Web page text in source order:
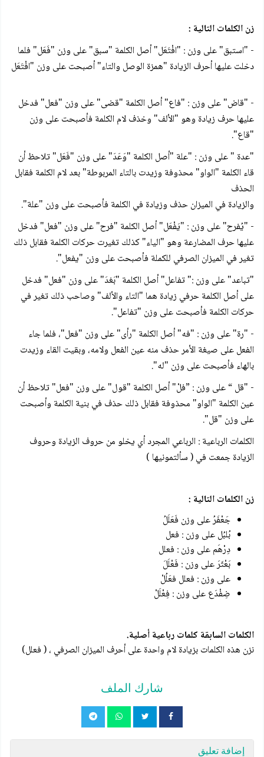
زن الكلمات التالية :
- "استبق" على وزن : "افْتَعَل" أصل الكلمة "سبق" على وزن "فَعَل" فلما
دخلت عليها أحرف الزيادة "همزة الوصل والتاء" أصبحت على وزن "افْتَعَل
- "قاض" على وزن : "فاع" أصل الكلمة "قضى" على وزن "فعل" فدخل
عليها حرف زيادة وهو "الألف" وخذف لام الكلمة فأصبحت على وزن
"قاع".
"عدة " على وزن : "علة "أصل الكلمة "وَعَدَ" على وزن "فَعَل" تلاحظ أن
قاء الكلمة "الواو" محذوفة وزيدت بالتاء المربوطة" بعد لام الكلمة فقابل
الحذف
والزيادة في الميزان حذف وزيادة في الكلمة فأصبحت على وزن "علة".
- "يُفرح" على وزن : "يَفْعَل" أصل الكلمة "فرح" على وزن "فعل" فدخل
عليها حرف المضارعة وهو "الياء" كذلك تغيرت حركات الكلمة فقابل ذلك
تغير في الميزان الصرفي للكملة فأصبحت على وزن "يفعل".
"تباعد" على وزن :" تفاعل" أصل الكلمة "بَغدَ" على وزن "فعل" فدخل
على أصل الكلمة حرفي زيادة هما "التاء والألف" وصاحب ذلك تغير في
حركات الكلمة فأصبحت على وزن "تفاعل".
- "رة" على وزن : "فه" أصل الكلمة "رأى" على وزن "فعل"، فلما جاء
الفعل على صيغة الأمر حذف منه عين الفعل ولامه، وبقيت القاء وزيدت
بالهاء فأصبحت على وزن "له".
- "قل “ على وزن : ”فلْ" أصل الكلمة "قول" على وزن "فعل" تلاحظ أن
عين الكلمة "الواو" محذوفة فقابل ذلك حذف في بنية الكلمة وأصبحت
على وزن "قل".
الكلمات الرباعية : الرباعي المجرد أي يخلو من حروف الزيادة وحروف
الزيادة جمعت في ( سألتمونيها )
زن الكلمات التالية :
جَعْفَرُ على وزن فَعَلَلُ
بُلبُل على وزن : فعل
دِرْهَم على وزن : فعلل
بَعْثَرَ على وزن : فَعْلَلَ
على وزن : فعلل فعَلُلْ
ضِفْدَع على وزن : فِعْلَلْ
الكلمات السابقة كلمات رباعية أصلية.
نزن هذه الكلمات بزيادة لام واحدة على أحرف الميزان الصرفي ، ( فعلل)
شارك الملف
إضافة تعليق